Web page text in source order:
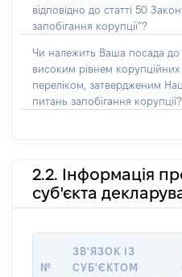
відповідно до статті 50
запобігання корупції”?
Чи належить Ваша посада до
високим рівнем корупційних
переліком, затвердженим
питань запобігання корупції?
2.2. Інформація
суб'єкта
№
ЗВ'ЯЗОК ІЗ
СУБ'ЄКТОМ